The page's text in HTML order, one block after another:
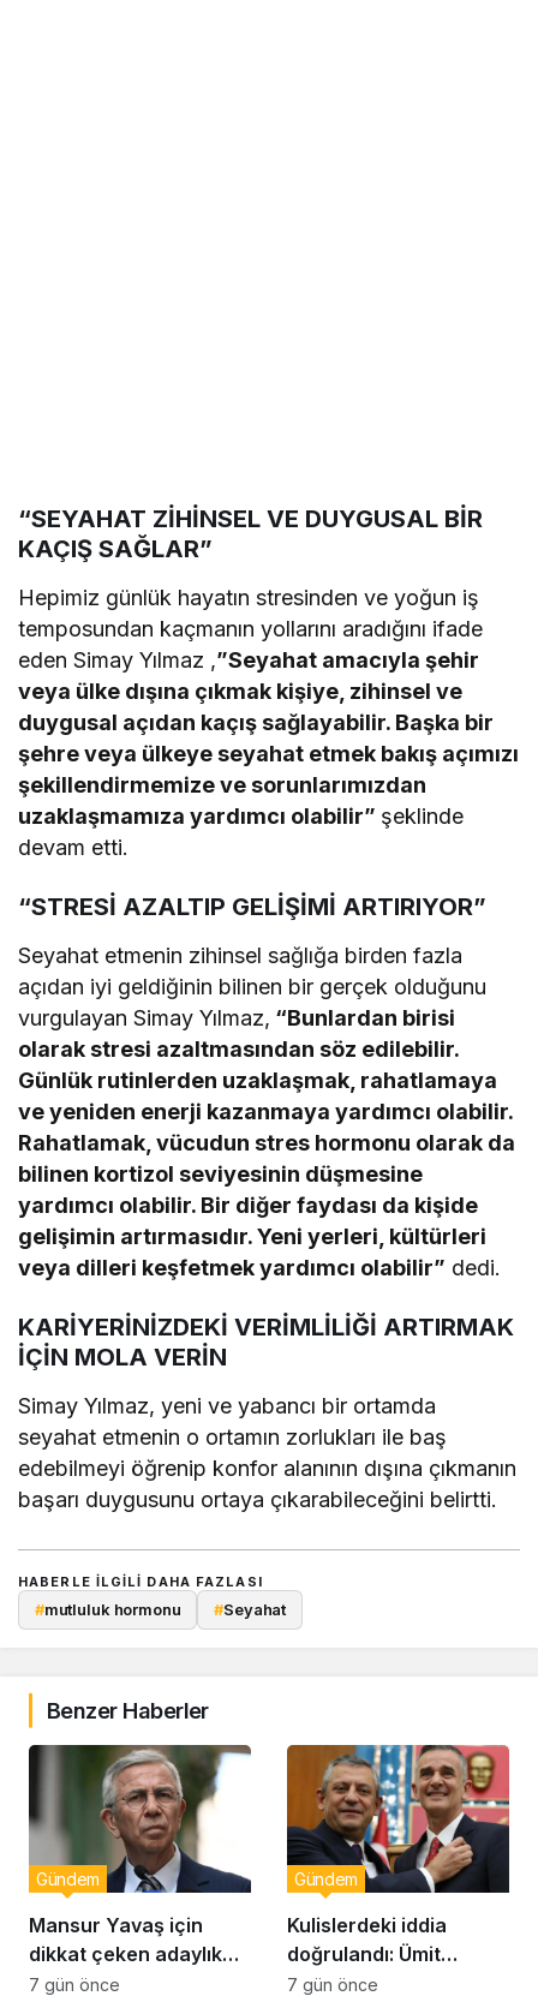
“SEYAHAT ZİHİNSEL VE DUYGUSAL BİR
KAÇIŞ SAĞLAR”
Hepimiz günlük hayatın stresinden ve yoğun iş
temposundan kaçmanın yollarını aradığını ifade
eden Simay Yılmaz ,”Seyahat amacıyla şehir
veya ülke dışına çıkmak kişiye, zihinsel ve
duygusal açıdan kaçış sağlayabilir. Başka bir
şehre veya ülkeye seyahat etmek bakış açımızı
şekillendirmemize ve sorunlarımızdan
uzaklaşmamıza yardımcı olabilir” şeklinde
devam etti.
“STRESİ AZALTIP GELİŞİMİ ARTIRIYOR”
Seyahat etmenin zihinsel sağlığa birden fazla
açıdan iyi geldiğinin bilinen bir gerçek olduğunu
vurgulayan Simay Yılmaz, “Bunlardan birisi
olarak stresi azaltmasından söz edilebilir.
Günlük rutinlerden uzaklaşmak, rahatlamaya
ve yeniden enerji kazanmaya yardımcı olabilir.
Rahatlamak, vücudun stres hormonu olarak da
bilinen kortizol seviyesinin düşmesine
yardımcı olabilir. Bir diğer faydası da kişide
gelişimin artırmasıdır. Yeni yerleri, kültürleri
veya dilleri keşfetmek yardımcı olabilir” dedi.
KARİYERİNİZDEKİ VERİMLİLİĞİ ARTIRMAK
İÇİN MOLA VERİN
Simay Yılmaz, yeni ve yabancı bir ortamda
seyahat etmenin o ortamın zorlukları ile baş
edebilmeyi öğrenip konfor alanının dışına çıkmanın
başarı duygusunu ortaya çıkarabileceğini belirtti.
HABERLE ILGILI DAHA FAZLASI
#mutluluk hormonu #Seyahat
Benzer Haberler
Mansur Yavaş için
dikkat çeken adaylık
çıkışı
Gündem
7 gün önce
Kulislerdeki iddia
doğrulandı: Ümit
Dikbayır AKP’ye mi
Gündem
7 gün önce